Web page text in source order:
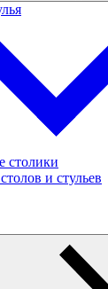
столики
и стульев